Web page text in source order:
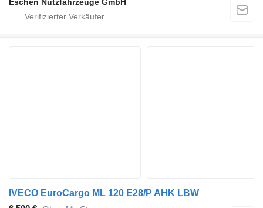
Eschen Nutzfahrzeuge GmbH
IVECO EuroCargo ML 120 E28/P AHK LBW